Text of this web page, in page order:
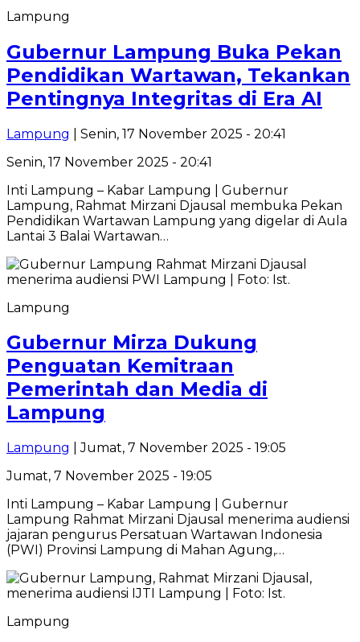
Lampung
Gubernur Lampung Buka Pekan
Pendidikan Wartawan, Tekankan
Pentingnya Integritas di Era AI
Lampung
| Senin, 17 November 2025 - 20:41
Senin, 17 November 2025 - 20:41
Inti Lampung – Kabar Lampung | Gubernur
Lampung, Rahmat Mirzani Djausal membuka Pekan
Pendidikan Wartawan Lampung yang digelar di Aula
Lantai 3 Balai Wartawan…
Lampung
Gubernur Mirza Dukung
Penguatan Kemitraan
Pemerintah dan Media di
Lampung
Lampung
| Jumat, 7 November 2025 - 19:05
Jumat, 7 November 2025 - 19:05
Inti Lampung – Kabar Lampung | Gubernur
Lampung Rahmat Mirzani Djausal menerima audiensi
jajaran pengurus Persatuan Wartawan Indonesia
(PWI) Provinsi Lampung di Mahan Agung,…
Lampung